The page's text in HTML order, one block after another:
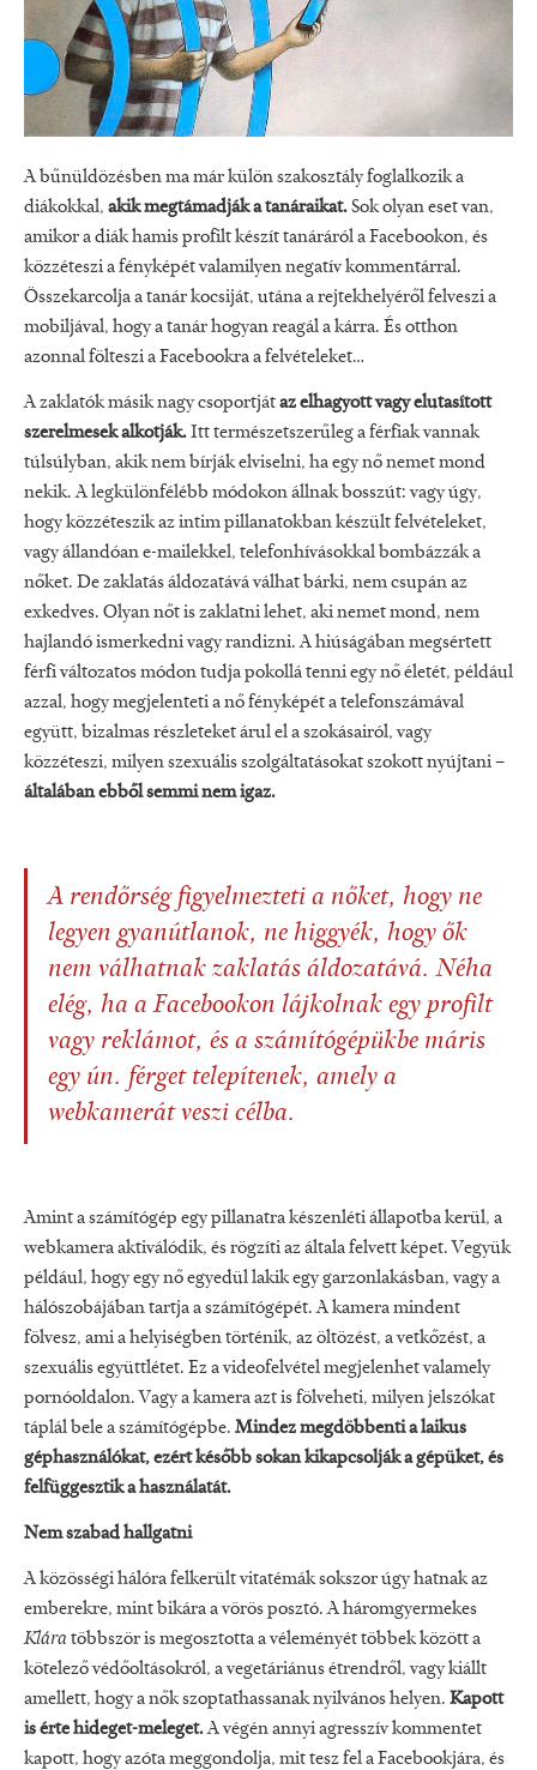
A bűnüldözésben ma már külön szakosztály foglalkozik a
diákokkal, akik megtámadják a tanáraikat.Sok olyan eset van,
amikor a diák hamis profilt készít tanáráról a Facebookon, és
közzéteszi a fényképét valamilyen negatív kommentárral.
Összekarcolja a tanár kocsiját, utána a rejtekhelyéről felveszi a
mobiljával, hogy a tanár hogyan reagál a kárra. És otthon
azonnal fölteszi a Facebookra a felvételeket…
A zaklatók másik nagy csoportjátaz elhagyott vagy elutasított
szerelmesek alkotják.Itt természetszerűleg a férfiak vannak
túlsúlyban, akik nem bírják elviselni, ha egy nő nemet mond
nekik. A legkülönfélébb módokon állnak bosszút: vagy úgy,
hogy közzéteszik az intim pillanatokban készült felvételeket,
vagy állandóan e-mailekkel, telefonhívásokkal bombázzák a
nőket. De zaklatás áldozatává válhat bárki, nem csupán az
exkedves. Olyan nőt is zaklatni lehet, aki nemet mond, nem
hajlandó ismerkedni vagy randizni. A hiúságában megsértett
férfi változatos módon tudja pokollá tenni egy nő életét, például
azzal, hogy megjelenteti a nő fényképét a telefonszámával
együtt, bizalmas részleteket árul el a szokásairól, vagy
közzéteszi, milyen szexuális szolgáltatásokat szokott nyújtani –
általában ebből semmi nem igaz.
A rendőrség figyelmezteti a nőket, hogy ne
legyen gyanútlanok, ne higgyék, hogy ők
nem válhatnak zaklatás áldozatává. Néha
elég, ha a Facebookon lájkolnak egy profilt
vagy reklámot, és a számítógépükbe máris
egy ún. férget telepítenek, amely a
webkamerát veszi célba.
Amint a számítógép egy pillanatra készenléti állapotba kerül, a
webkamera aktiválódik, és rögzíti az általa felvett képet. Vegyük
például, hogy egy nő egyedül lakik egy garzonlakásban, vagy a
hálószobájában tartja a számítógépét. A kamera mindent
fölvesz, ami a helyiségben történik, az öltözést, a vetkőzést, a
szexuális együttlétet. Ez a videofelvétel megjelenhet valamely
pornóoldalon. Vagy a kamera azt is fölveheti, milyen jelszókat
táplál bele a számítógépbe. Mindez megdöbbenti a laikus
géphasználókat, ezért később sokan kikapcsolják a gépüket, és
felfüggesztik a használatát.
Nem szabad hallgatni
A közösségi hálóra felkerült vitatémák sokszor úgy hatnak az
emberekre, mint bikára a vörös posztó. A háromgyermekes
Kláratöbbször is megosztotta a véleményét többek között a
kötelező védőoltásokról, a vegetáriánus étrendről, vagy kiállt
amellett, hogy a nők szoptathassanak nyilvános helyen. Kapott
is érte hideget-meleget.A végén annyi agresszív kommentet
kapott, hogy azóta meggondolja, mit tesz fel a Facebookjára, és